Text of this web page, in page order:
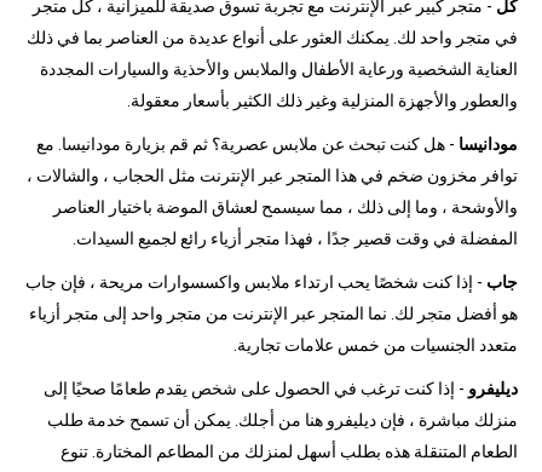
كل - متجر كبير عبر الإنترنت مع تجربة تسوق صديقة للميزانية ، كل متجر
في متجر واحد لك. يمكنك العثور على أنواع عديدة من العناصر بما في ذلك
العناية الشخصية ورعاية الأطفال والملابس والأحذية والسيارات المجددة
والعطور والأجهزة المنزلية وغير ذلك الكثير بأسعار معقولة.
مودانيسا - هل كنت تبحث عن ملابس عصرية؟ ثم قم بزيارة مودانيسا. مع
توافر مخزون ضخم في هذا المتجر عبر الإنترنت مثل الحجاب ، والشالات ،
والأوشحة ، وما إلى ذلك ، مما سيسمح لعشاق الموضة باختيار العناصر
المفضلة في وقت قصير جدًا ، فهذا متجر أزياء رائع لجميع السيدات.
جاب - إذا كنت شخصًا يحب ارتداء ملابس واكسسوارات مريحة ، فإن جاب
هو أفضل متجر لك. نما المتجر عبر الإنترنت من متجر واحد إلى متجر أزياء
متعدد الجنسيات من خمس علامات تجارية.
ديليفرو - إذا كنت ترغب في الحصول على شخص يقدم طعامًا صحيًا إلى
منزلك مباشرة ، فإن ديليفرو هنا من أجلك. يمكن أن تسمح خدمة طلب
الطعام المتنقلة هذه بطلب أسهل لمنزلك من المطاعم المختارة. تنوع